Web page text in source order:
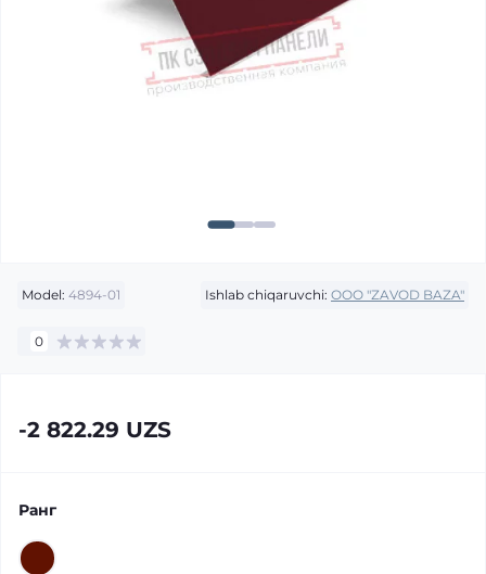
Model: 4894-01 Ishlab chiqaruvchi: OOO "ZAVOD BAZA"
0
-2 822.29 UZS
Ранг